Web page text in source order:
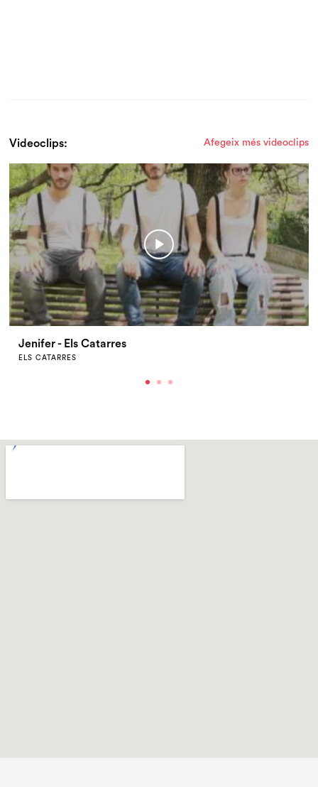
Videoclips: Afegeix més videoclips
Jenifer - Els Catarres
ELS CATARRES